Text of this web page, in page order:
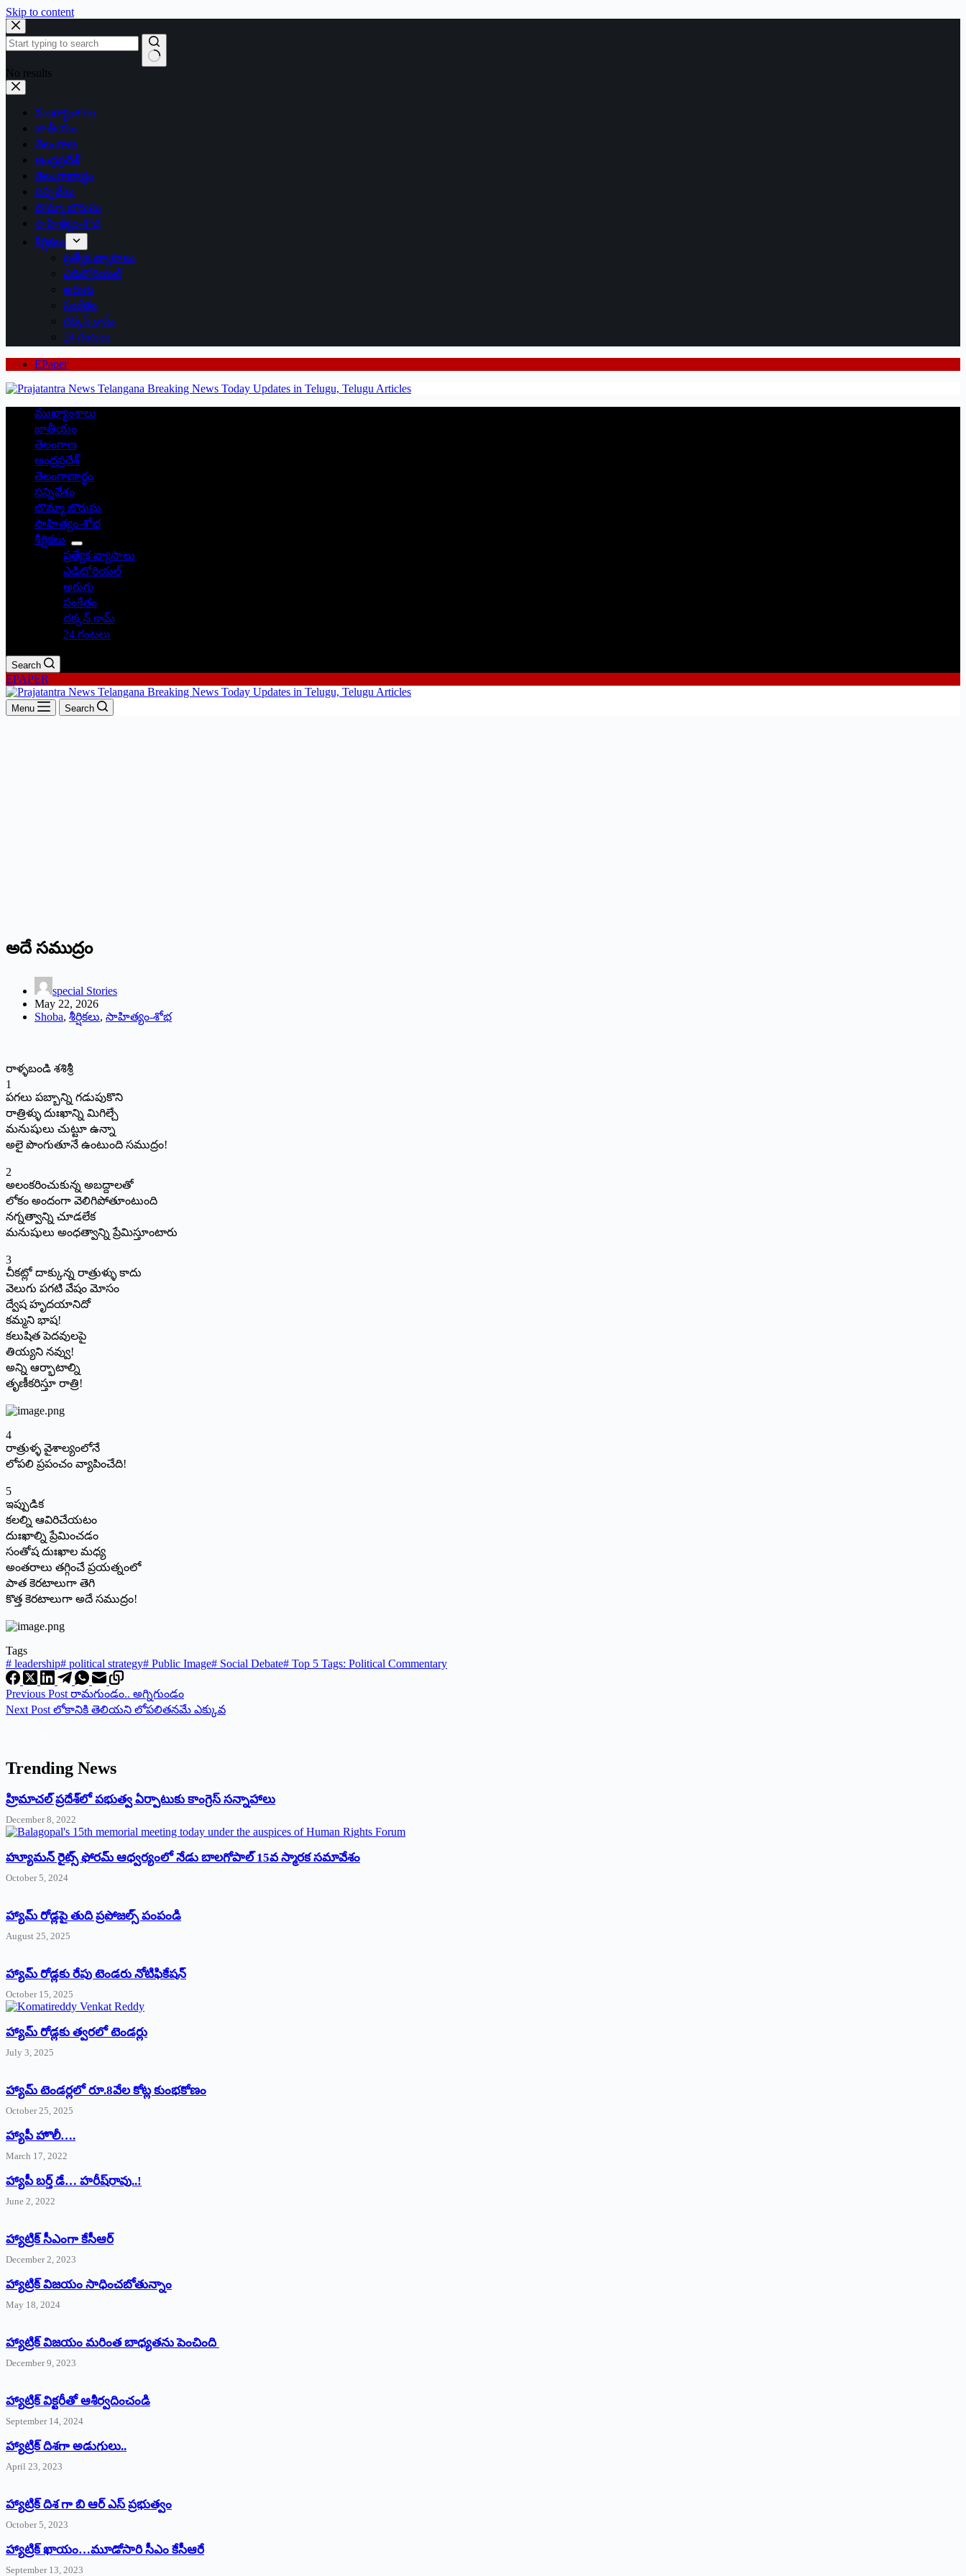
Skip to content
No results
ముఖ్యాంశాలు
జాతీయం
తెలంగాణ
ఆంధ్రప్రదేశ్
తెలంగాణార్థం
సన్నివేశం
బొమ్మా బొరుసు
సాహిత్యం-శోభ
శీర్షికలు
ప్రత్యేక వ్యాసాలు
ఎడిటోరియల్
అరుగు
సంకేతం
దక్కన్.కామ్
24 గంటలు
EPaper
ముఖ్యాంశాలు
జాతీయం
తెలంగాణ
ఆంధ్రప్రదేశ్
తెలంగాణార్థం
సన్నివేశం
బొమ్మా బొరుసు
సాహిత్యం-శోభ
శీర్షికలు
ప్రత్యేక వ్యాసాలు
ఎడిటోరియల్
అరుగు
సంకేతం
దక్కన్.కామ్
24 గంటలు
Search
EPAPER
Menu Search
అదే సముద్రం
special Stories
May 22, 2026
Shoba, శీర్షికలు, సాహిత్యం-శోభ
రాళ్ళబండి శశిశ్రీ
1
పగలు పబ్బాన్ని గడుపుకొని
రాత్రిళ్ళు దుఃఖాన్ని మిగిల్చే
మనుషులు చుట్టూ ఉన్నా
అలై పొంగుతూనే ఉంటుంది సముద్రం!
2
అలంకరించుకున్న అబద్దాలతో
లోకం అందంగా వెలిగిపోతూంటుంది
నగ్నత్వాన్ని చూడలేక
మనుషులు అంధత్వాన్ని ప్రేమిస్తూంటారు
3
చీకట్లో దాక్కున్న రాత్రుళ్ళు కాదు
వెలుగు పగటి వేషం మోసం
ద్వేష హృదయానిదో
కమ్మని భాష!
కలుషిత పెదవులపై
తియ్యని నవ్వు!
అన్ని ఆర్భాటాల్ని
తృణీకరిస్తూ రాత్రి!
4
రాత్రుళ్ళ వైశాల్యంలోనే
లోపలి ప్రపంచం వ్యాపించేది!
5
ఇప్పుడిక
కలల్ని ఆవిరిచేయటం
దుఃఖాల్ని ప్రేమించడం
సంతోష దుఃఖాల మధ్య
అంతరాలు తగ్గించే ప్రయత్నంలో
పాత కెరటాలుగా తెగి
కొత్త కెరటాలుగా అదే సముద్రం!
Tags
# leadership# political strategy# Public Image# Social Debate# Top 5 Tags: Political Commentary
Previous Post రామగుండం.. అగ్నిగుండం
Next Post లోకానికి తెలియని లోపలితనమే ఎక్కువ
Trending News
‌హ్రిమాచల్‌ ‌ప్రదేశ్‌లో పభుత్వ ఏర్పాటుకు కాంగ్రెస్‌ ‌సన్నాహాలు
December 8, 2022
హ్యూమన్‌ రైట్స్‌ ఫోరమ్‌ ఆధ్వర్యంలో నేడు బాలగోపాల్‌ 15వ స్మారక సమావేశం
October 5, 2024
హ్యామ్‌ రోడ్లపై తుది ప్రపోజల్స్‌ పంపండి
August 25, 2025
హ్యామ్‌ రోడ్లకు రేపు టెండరు నోటిఫికేషన్‌
October 15, 2025
హ్యామ్‌ రోడ్లకు త్వరలో టెండర్లు
July 3, 2025
హ్యామ్‌ ‌టెండర్లలో రూ.8వేల కోట్ల కుంభకోణం
October 25, 2025
హ్యాపీ హొలీ….
March 17, 2022
హ్యాపీ బర్త్ ‌డే… హరీష్‌రావు..!
June 2, 2022
హ్యాట్రిక్‌ ‌సీఎంగా కేసీఆర్‌
December 2, 2023
హ్యాట్రిక్‌ విజయం సాధించబోతున్నాం
May 18, 2024
హ్యాట్రిక్ విజయం మరింత బాధ్యతను పెంచింది
December 9, 2023
హ్యాట్రిక్‌ ‌విక్టరీతో ఆశీర్వదించండి
September 14, 2024
‌హ్యాట్రిక్‌ ‌దిశగా అడుగులు..
April 23, 2023
హ్యాట్రిక్ దిశ గా బి ఆర్ ఎస్ ప్రభుత్వం
October 5, 2023
హ్యాట్రిక్‌ ‌ఖాయం…మూడోసారి సీఎం కేసీఆరే
September 13, 2023